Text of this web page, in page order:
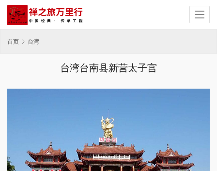
首页 台湾
台湾台南县新营太子宫